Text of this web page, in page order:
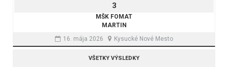
3
MŠK FOMAT
MARTIN
16. mája 2026
Kysucké Nové Mesto
VŠETKY VÝSLEDKY